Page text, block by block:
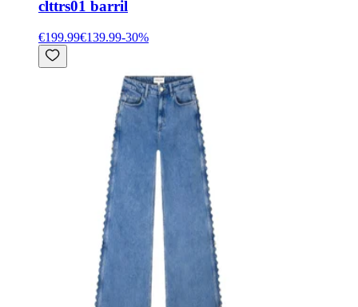
clttrs01 barril
€199.99€139.99-30%